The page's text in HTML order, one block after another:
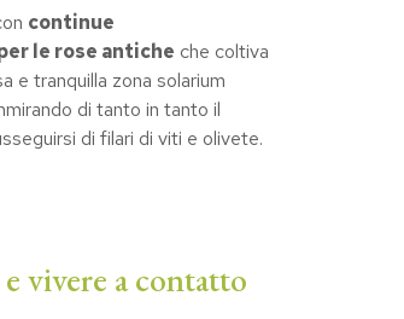
continue
le rose antiche che coltiva
e tranquilla zona solarium
di tanto in tanto il
di filari di viti e olivete.
vivere a contatto